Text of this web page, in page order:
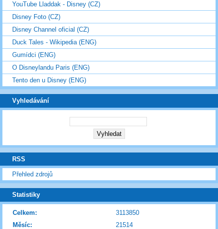
YouTube Lladdak - Disney (CZ)
Disney Foto (CZ)
Disney Channel oficial (CZ)
Duck Tales - Wikipedia (ENG)
Gumídci (ENG)
O Disneylandu Paris (ENG)
Tento den u Disney (ENG)
Vyhledávání
RSS
Přehled zdrojů
Statistiky
Celkem:
3113850
Měsíc:
21514